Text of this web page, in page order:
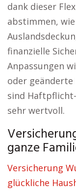
dank dieser
abstimmen,
finanzielle
Anpassungen
oder
sind
sehr wertvoll.
ganze
Versicherung
glückliche